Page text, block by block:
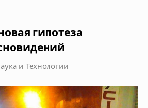
гипотеза
и Технологии